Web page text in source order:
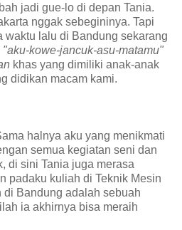
jadi gue-lo di depan Tania.
nggak sebegininya. Tapi
waktu lalu di Bandung sekarang
"aku-kowe-jancuk-asu-matamu"
khas yang dimiliki anak-anak
didikan macam kami.
halnya aku yang menikmati
semua kegiatan seni dan
di sini Tania juga merasa
padaku kuliah di Teknik Mesin
di Bandung adalah sebuah
ia akhirnya bisa meraih